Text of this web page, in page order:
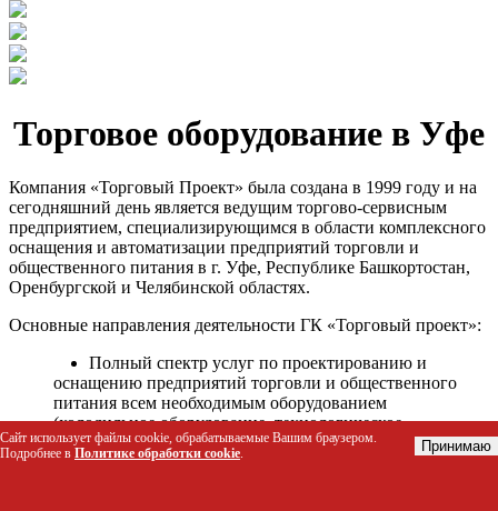
Торговое оборудование в Уфе
Компания «Торговый Проект» была создана в 1999 году и на
сегодняшний день является ведущим торгово-сервисным
предприятием, специализирующимся в области комплексного
оснащения и автоматизации предприятий торговли и
общественного питания в г. Уфе, Республике Башкортостан,
Оренбургской и Челябинской областях.
Основные направления деятельности ГК «Торговый проект»:
Полный спектр услуг по проектированию и
оснащению предприятий торговли и общественного
питания всем необходимым оборудованием
(холодильное оборудование, технологическое
оборудование, стеллажное оборудование и т.д.);
Автоматизация торговых процессов и внедрения
Сайт использует файлы cookie, обрабатываемые Вашим браузером.
Подробнее в Политике обработки cookie. Принимаю